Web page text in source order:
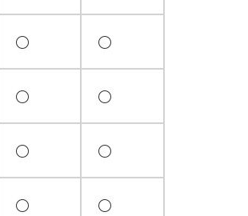
○ ○
○ ○
○ ○
○ ○